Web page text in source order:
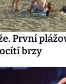
První
brzy